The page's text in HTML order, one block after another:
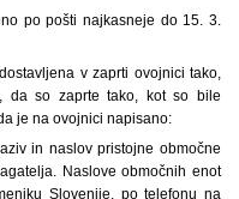
po pošti najkasneje do 15. 3.
v zaprti ovojnici tako,
da so zaprte tako, kot so bile
je na ovojnici napisano:
in naslov pristojne območne
Naslove območnih enot
Slovenije, po telefonu na